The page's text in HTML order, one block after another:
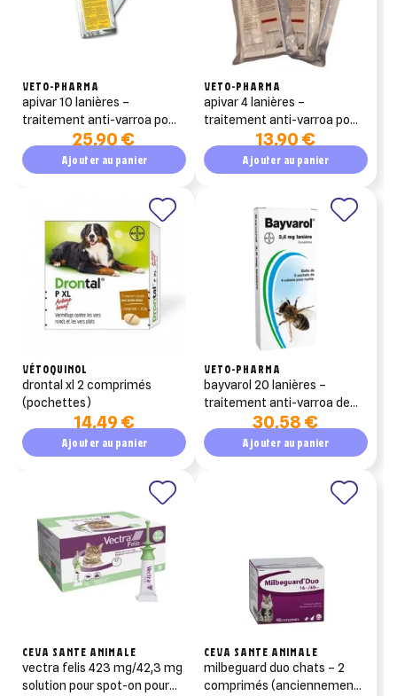
VETO-PHARMA
apivar 10 lanières –
traitement anti-varroa pour
ruche (amitraz)
25,90 €
Ajouter au panier
VETO-PHARMA
apivar 4 lanières –
traitement anti-varroa pour
ruche (amitraz)
13,90 €
Ajouter au panier
VÉTOQUINOL
drontal xl 2 comprimés
(pochettes)
14,49 €
Ajouter au panier
VETO-PHARMA
bayvarol 20 lanières –
traitement anti-varroa de
rotation (fluméthrine)
30,58 €
Ajouter au panier
CEVA SANTE ANIMALE
vectra felis 423 mg/42,3 mg
solution pour spot-on pour
CEVA SANTE ANIMALE
milbeguard duo chats – 2
comprimés (anciennement